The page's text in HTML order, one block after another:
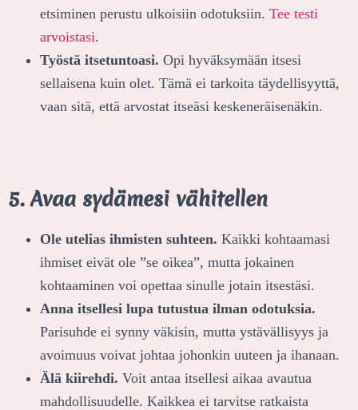
etsiminen perustu ulkoisiin odotuksiin. Tee testi
arvoistasi.
Työstä itsetuntoasi. Opi hyväksymään itsesi
sellaisena kuin olet. Tämä ei tarkoita täydellisyyttä,
vaan sitä, että arvostat itseäsi keskeneräisenäkin.
5. Avaa sydämesi vähitellen
Ole utelias ihmisten suhteen. Kaikki kohtaamasi
ihmiset eivät ole ”se oikea”, mutta jokainen
kohtaaminen voi opettaa sinulle jotain itsestäsi.
Anna itsellesi lupa tutustua ilman odotuksia.
Parisuhde ei synny väkisin, mutta ystävällisyys ja
avoimuus voivat johtaa johonkin uuteen ja ihanaan.
Älä kiirehdi. Voit antaa itsellesi aikaa avautua
mahdollisuudelle. Kaikkea ei tarvitse ratkaista